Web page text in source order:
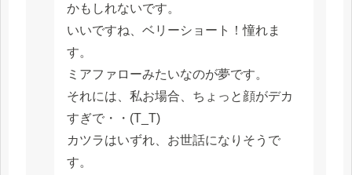
かもしれないです。
いいですね、ベリーショート！憧れま
す。
ミアファローみたいなのが夢です。
それには、私お場合、ちょっと顔がデカ
すぎで・・(T_T)
カツラはいずれ、お世話になりそうで
す。